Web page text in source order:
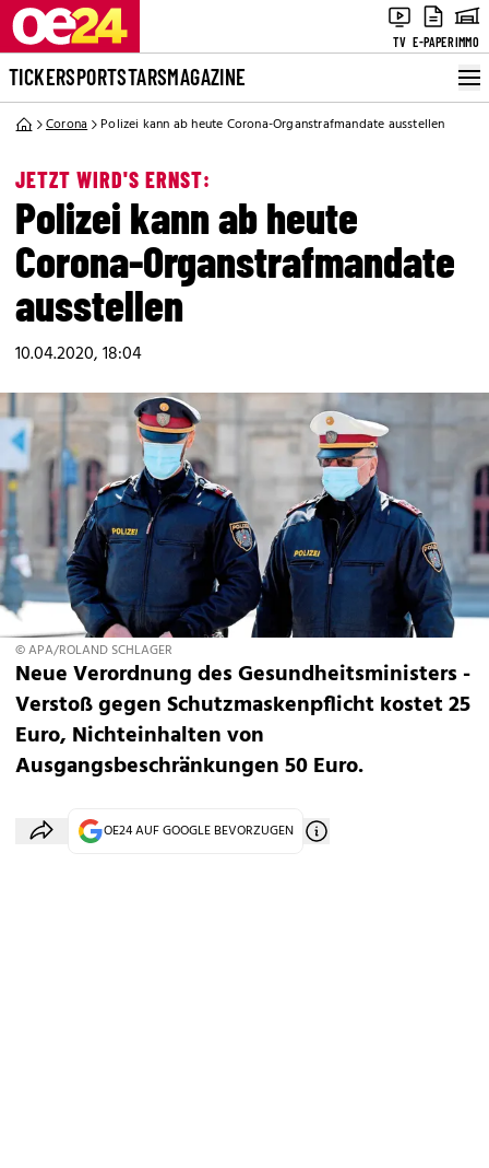
TV E-PAPERIMMO
TICKERSPORTSTARSMAGAZINE
Corona Polizei kann ab heute Corona-Organstrafmandate ausstellen
JETZT WIRD'S ERNST:
Polizei kann ab heute
Corona-Organstrafmandate
ausstellen
10.04.2020, 18:04
© APA/ROLAND SCHLAGER
Neue Verordnung des Gesundheitsministers -
Verstoß gegen Schutzmaskenpflicht kostet 25
Euro, Nichteinhalten von
Ausgangsbeschränkungen 50 Euro.
OE24 AUF GOOGLE BEVORZUGEN